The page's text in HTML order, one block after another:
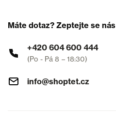
Máte dotaz? Zeptejte se nás
+420 604 600 444
(Po - Pá 8 – 18:30)
info@shoptet.cz